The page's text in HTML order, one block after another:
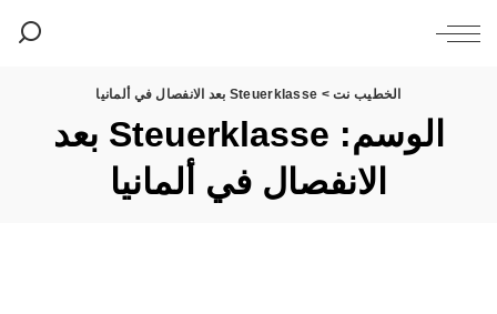
الخطيب نت> Steuerklasse بعد الانفصال في ألمانيا
الوسم:
Steuerklasse بعد
الانفصال في ألمانيا